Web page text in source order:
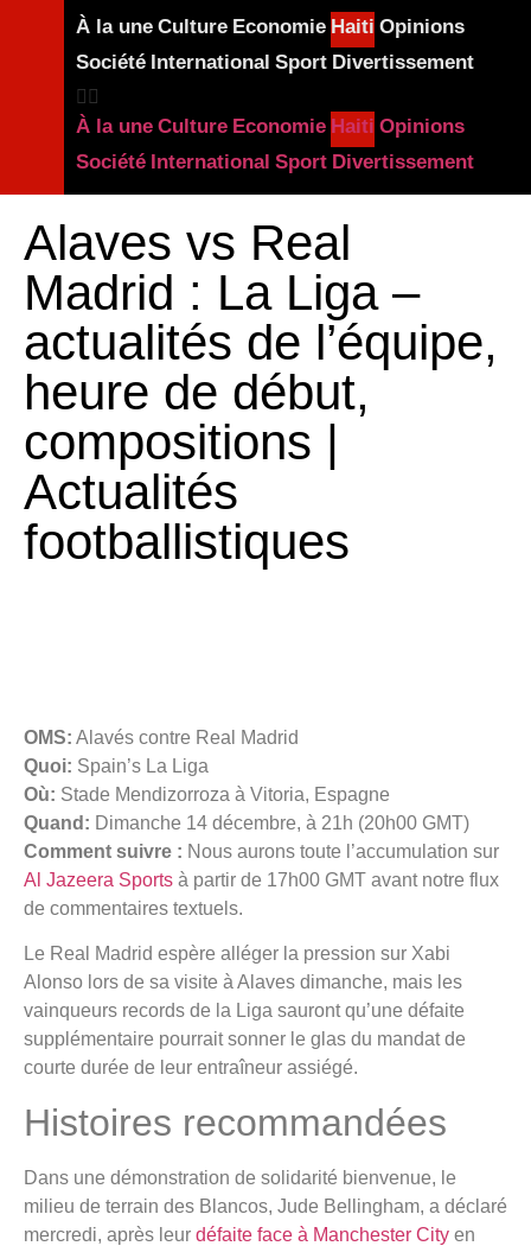
À la une Culture Economie Haiti Opinions
Société International Sport Divertissement
À la une Culture Economie Haiti Opinions
Société International Sport Divertissement
Alaves vs Real
Madrid : La Liga –
actualités de l’équipe,
heure de début,
compositions |
Actualités
footballistiques
OMS: Alavés contre Real Madrid
Quoi: Spain’s La Liga
Où: Stade Mendizorroza à Vitoria, Espagne
Quand: Dimanche 14 décembre, à 21h (20h00 GMT)
Comment suivre : Nous aurons toute l’accumulation sur
Al Jazeera Sports à partir de 17h00 GMT avant notre flux
de commentaires textuels.
Le Real Madrid espère alléger la pression sur Xabi
Alonso lors de sa visite à Alaves dimanche, mais les
vainqueurs records de la Liga sauront qu’une défaite
supplémentaire pourrait sonner le glas du mandat de
courte durée de leur entraîneur assiégé.
Histoires recommandées
Dans une démonstration de solidarité bienvenue, le
milieu de terrain des Blancos, Jude Bellingham, a déclaré
mercredi, après leur défaite face à Manchester City en